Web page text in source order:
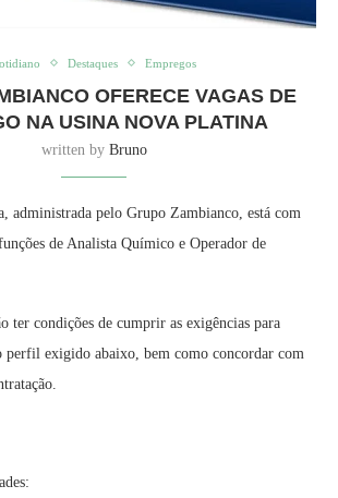
Destaques Empregos
OFERECE VAGAS DE
NA USINA NOVA PLATINA
written by Bruno
administrada pelo Grupo Zambianco, está com
de Analista Químico e Operador de
ter condições de cumprir as exigências para
perfil exigido abaixo, bem como concordar com